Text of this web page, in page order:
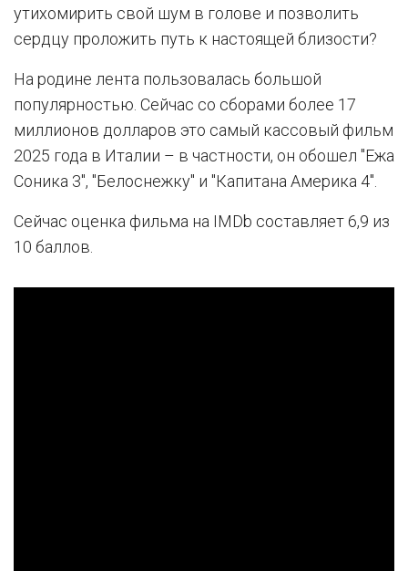
утихомирить свой шум в голове и позволить
сердцу проложить путь к настоящей близости?
На родине лента пользовалась большой
популярностью. Сейчас со сборами более 17
миллионов долларов это самый кассовый фильм
2025 года в Италии – в частности, он обошел "Ежа
Соника 3", "Белоснежку" и "Капитана Америка 4".
Сейчас оценка фильма на IMDb составляет 6,9 из
10 баллов.